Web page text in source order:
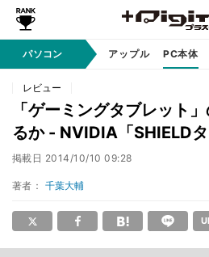
パソコンWindows アップル PC本体
レビュー
「ゲーミングタブレット
るか - NVIDIA「SHIELD
掲載日 2014/10/10 09:28
著者： 千葉大輔